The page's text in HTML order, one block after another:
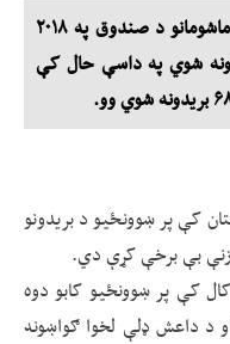
آریانانیوز: یونسف یا د ملګرو ملتونو د ماشومانو د صندوق په ۲۰۱۸
کې پر ښوونځیو ۱۹۸ بریدونه شوي په داسې حال کې
کې پر ښوونځیو د بریدونو
بې برخې کړې دي.
کې پر ښوونځیو کابو دوه
د داعش ډلې لخوا ګواښونه